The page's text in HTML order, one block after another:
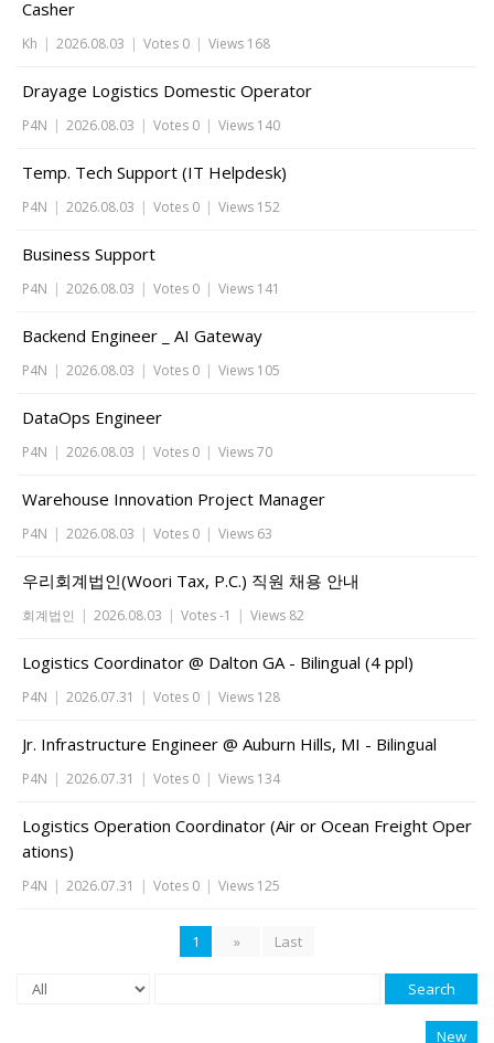
Casher
Kh | 2026.08.03 | Votes 0 | Views 168
Drayage Logistics Domestic Operator
P4N | 2026.08.03 | Votes 0 | Views 140
Temp. Tech Support (IT Helpdesk)
P4N | 2026.08.03 | Votes 0 | Views 152
Business Support
P4N | 2026.08.03 | Votes 0 | Views 141
Backend Engineer _ AI Gateway
P4N | 2026.08.03 | Votes 0 | Views 105
DataOps Engineer
P4N | 2026.08.03 | Votes 0 | Views 70
Warehouse Innovation Project Manager
P4N | 2026.08.03 | Votes 0 | Views 63
우리회계법인(Woori Tax, P.C.) 직원 채용 안내
회계법인 | 2026.08.03 | Votes -1 | Views 82
Logistics Coordinator @ Dalton GA - Bilingual (4 ppl)
P4N | 2026.07.31 | Votes 0 | Views 128
Jr. Infrastructure Engineer @ Auburn Hills, MI - Bilingual
P4N | 2026.07.31 | Votes 0 | Views 134
Logistics Operation Coordinator (Air or Ocean Freight Oper
ations)
P4N | 2026.07.31 | Votes 0 | Views 125
1 » Last
Search
New